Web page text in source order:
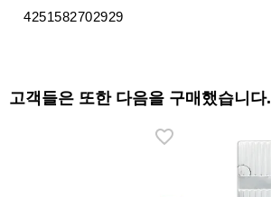
4251582702929
고객들은 또한 다음을 구매했습니다.